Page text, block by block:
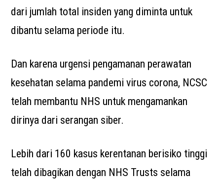
dari jumlah total insiden yang diminta untuk
dibantu selama periode itu.
Dan karena urgensi pengamanan perawatan
kesehatan selama pandemi virus corona, NCSC
telah membantu NHS untuk mengamankan
dirinya dari serangan siber.
Lebih dari 160 kasus kerentanan berisiko tinggi
telah dibagikan dengan NHS Trusts selama